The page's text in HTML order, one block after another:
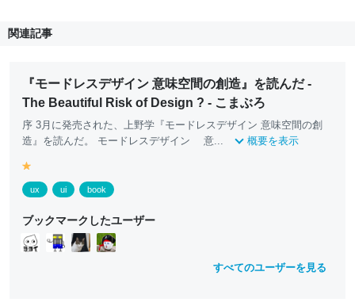
関連記事
『モードレスデザイン 意味空間の創造』を読んだ -
The Beautiful Risk of Design ? - こまぶろ
序 3月に発売された、上野学『モードレスデザイン 意味空間の創
造』を読んだ。 モードレスデザイン 意...
概要を表示
e
ll
w
ux ui book
ブックマークしたユーザー
すべてのユーザーを見る